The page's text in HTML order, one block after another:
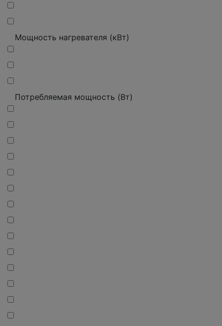
Мощность нагревателя (кВт)
Потребляемая мощность (Вт)